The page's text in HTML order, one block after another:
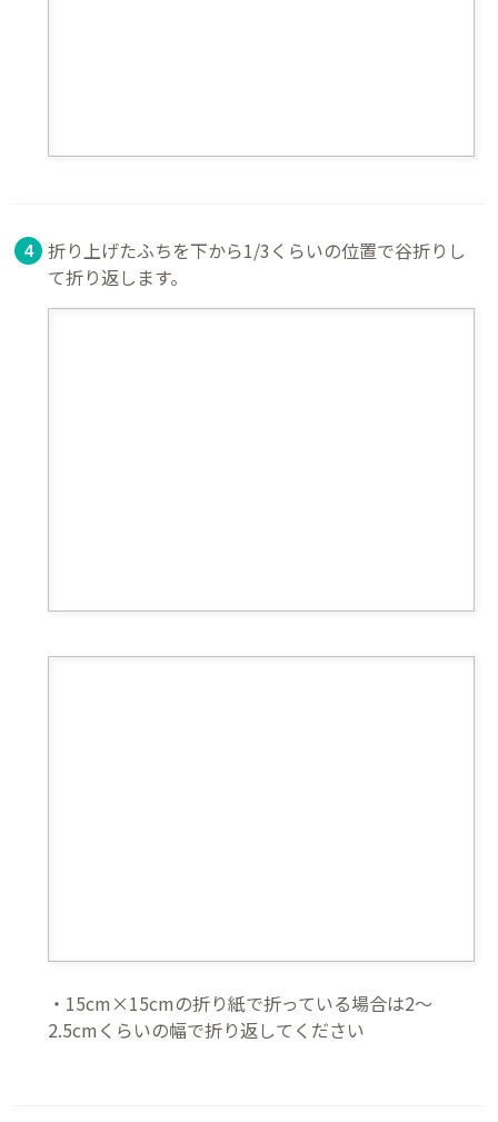
折り上げたふちを下から1/3くらいの位置で谷折りし
て折り返します。
・15cm×15cmの折り紙で折っている場合は2～
2.5cmくらいの幅で折り返してください